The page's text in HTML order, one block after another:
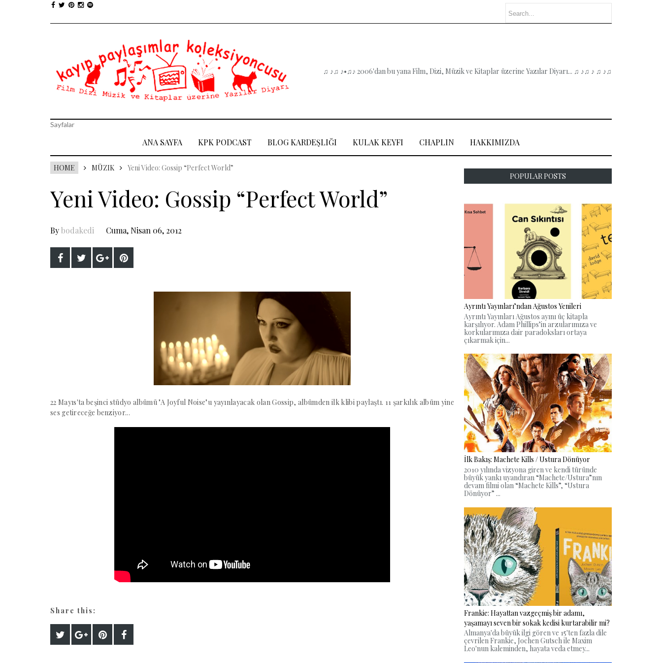
♫ ♪♫ ♪•♫♪ 2006'dan bu yana Film, Dizi, Müzik ve Kitaplar üzerine Yazılar Diyarı... ♫ ♪♫ ♪ ♫ ♪♫
Sayfalar
ANA SAYFA KPK PODCAST BLOG KARDEŞLIĞI KULAK KEYFI CHAPLIN HAKKIMIZDA
HOME MÜZIK Yeni Video: Gossip “Perfect World”
Yeni Video: Gossip “Perfect World”
Bybodakedi Cuma, Nisan 06, 2012
22 Mayıs'ta beşinci stüdyo albümü "A Joyful Noise"u yayınlayacak olan Gossip, albümden ilk klibi paylaştı. 11 şarkılık albüm yine
ses getireceğe benziyor...
Share this:
POPULAR POSTS
Ayrıntı Yayınları’ndan Ağustos Yenileri
Ayrıntı Yayınları Ağustos ayını üç kitapla
karşılıyor. Adam Phillips’in arzularımıza ve
korkularımıza dair paradoksları ortaya
çıkarmak için...
İlk Bakış: Machete Kills / Ustura Dönüyor
2010 yılında vizyona giren ve kendi türünde
büyük yankı uyandıran “Machete/Ustura”nın
devam filmi olan “Machete Kills”, “Ustura
Dönüyor” ...
Frankie: Hayattan vazgeçmiş bir adamı,
yaşamayı seven bir sokak kedisi kurtarabilir mi?
Almanya'da büyük ilgi gören ve 15'ten fazla dile
çevrilen Frankie, Jochen Gutsch ile Maxim
Leo'nun kaleminden, hayata veda etmey...